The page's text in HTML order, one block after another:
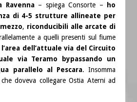
Ravenna– spiega Consorte –
ho
di 4-5 strutture allineate per
, riconducibili alle arcate di
a quelli presenti sul fiume
dell’attuale via del Circuito
via Teramo bypassando un
parallelo al Pescara. Insomma
doveva collegare Ostia Aterni ad